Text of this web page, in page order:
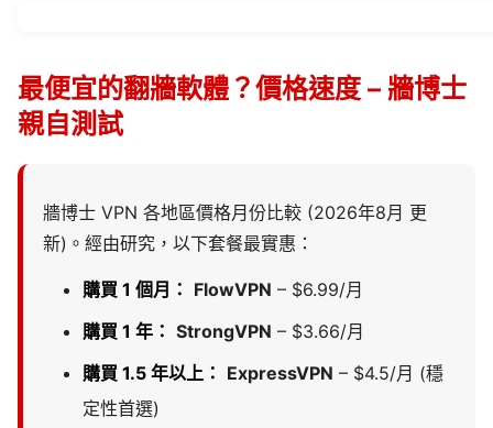
最便宜的翻牆軟體？價格速度 – 牆博士
親自測試
牆博士 VPN 各地區價格月份比較 (2026年8月 更
新)。經由研究，以下套餐最實惠：
購買 1 個月： FlowVPN – $6.99/月
購買 1 年： StrongVPN – $3.66/月
購買 1.5 年以上： ExpressVPN – $4.5/月 (穩
定性首選)